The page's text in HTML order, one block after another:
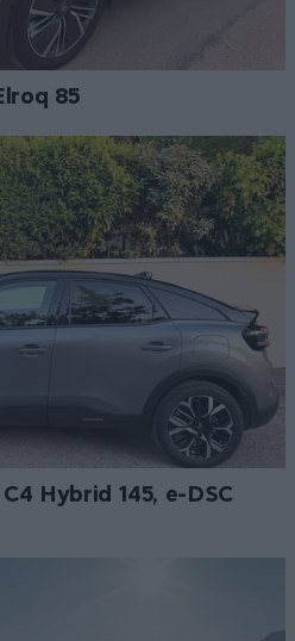
85
Hybrid 145, e-DSC